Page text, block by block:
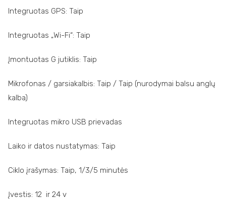
Integruotas GPS: Taip
Integruotas „Wi-Fi“: Taip
Įmontuotas G jutiklis: Taip
Mikrofonas / garsiakalbis: Taip / Taip (nurodymai balsu anglų
kalba)
Integruotas mikro USB prievadas
Laiko ir datos nustatymas: Taip
Ciklo įrašymas: Taip, 1/3/5 minutės
Įvestis: 12 ir 24 v